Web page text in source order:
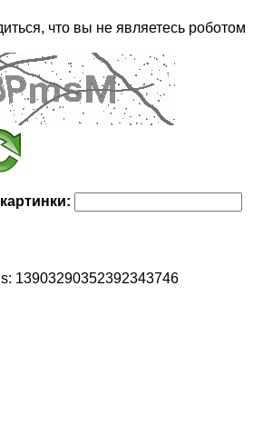
что вы не являетесь роботом
13903290352392343746